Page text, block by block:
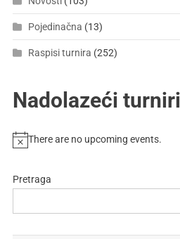
Pojedinačna (13)
Raspisi turnira (252)
Nadolazeći turniri
There are no upcoming events.
Pretraga